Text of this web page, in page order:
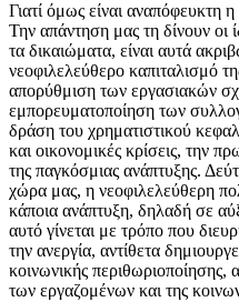
Γιατί όμως είναι αναπόφευκτη
Την απάντηση μας τη δίνουν οι
τα δικαιώματα, είναι αυτά
νεοφιλελεύθερο καπιταλισμό
απορύθμιση των εργασιακών
εμπορευματοποίηση των
δράση του χρηματιστικού
και οικονομικές κρίσεις, την
της παγκόσμιας ανάπτυξης.
χώρα μας, η νεοφιλελεύθερη
κάποια ανάπτυξη, δηλαδή σε
αυτό γίνεται με τρόπο που
την ανεργία, αντίθετα
κοινωνικής περιθωριοποίησης,
των εργαζομένων και της